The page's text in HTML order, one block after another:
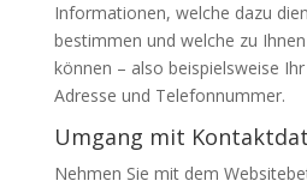
Informationen, welche dazu
bestimmen und welche zu
können – also beispielsweise
Adresse und Telefonnummer.
Umgang mit
Nehmen Sie mit dem